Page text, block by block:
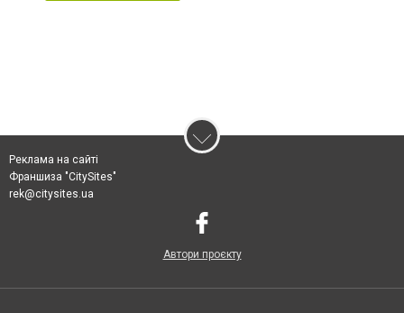
Реклама на сайті
Франшиза "CitySites"
rek@citysites.ua
Автори проєкту